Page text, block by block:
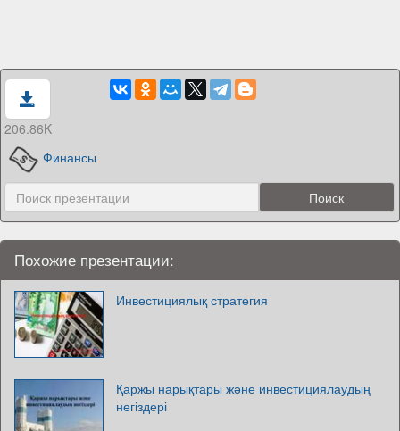
206.86K
Финансы
Похожие презентации:
Инвестициялық стратегия
Қаржы нарықтары және инвестициялаудың
негіздері